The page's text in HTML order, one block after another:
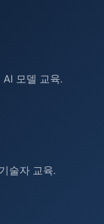
모델 교육.
술자 교육.